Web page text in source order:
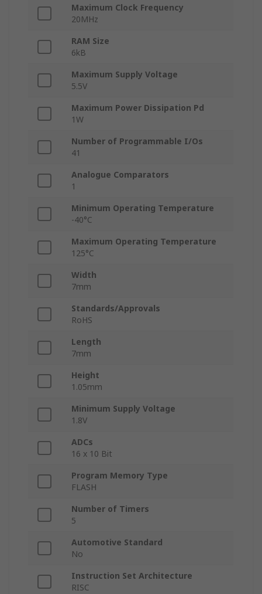
Maximum Clock Frequency
20MHz
RAM Size
6kB
Maximum Supply Voltage
5.5V
Maximum Power Dissipation Pd
1W
Number of Programmable I/Os
41
Analogue Comparators
1
Minimum Operating Temperature
-40°C
Maximum Operating Temperature
125°C
Width
7mm
Standards/Approvals
RoHS
Length
7mm
Height
1.05mm
Minimum Supply Voltage
1.8V
ADCs
16 x 10 Bit
Program Memory Type
FLASH
Number of Timers
5
Automotive Standard
No
Instruction Set Architecture
RISC